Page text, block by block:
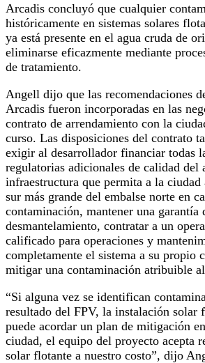
Arcadis concluyó que cualquier
históricamente en sistemas solares
ya está presente en el agua cruda de
eliminarse eficazmente mediante
de tratamiento.
Angell dijo que las recomendaciones
Arcadis fueron incorporadas en las
contrato de arrendamiento con la
curso. Las disposiciones del contrato
exigir al desarrollador financiar todas
regulatorias adicionales de calidad del
infraestructura que permita a la ciudad
sur más grande del embalse norte en
contaminación, mantener una garantía
desmantelamiento, contratar a un
calificado para operaciones y
completamente el sistema a su propio
mitigar una contaminación atribuible
“Si alguna vez se identifican
resultado del FPV, la instalación solar
puede acordar un plan de mitigación
ciudad, el equipo del proyecto acepta
solar flotante a nuestro costo”, dijo